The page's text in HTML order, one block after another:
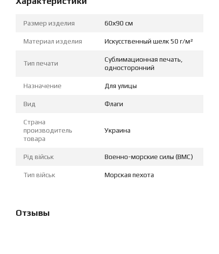
Размер изделия 60х90 см
Материал изделия Искусственный шелк 50 г/м²
Тип печати
Сублимационная печать,
односторонний
Назначение Для улицы
Вид Флаги
Страна
производитель
товара
Украина
Рід військ Военно-морские силы (ВМС)
Тип військ Морская пехота
Отзывы